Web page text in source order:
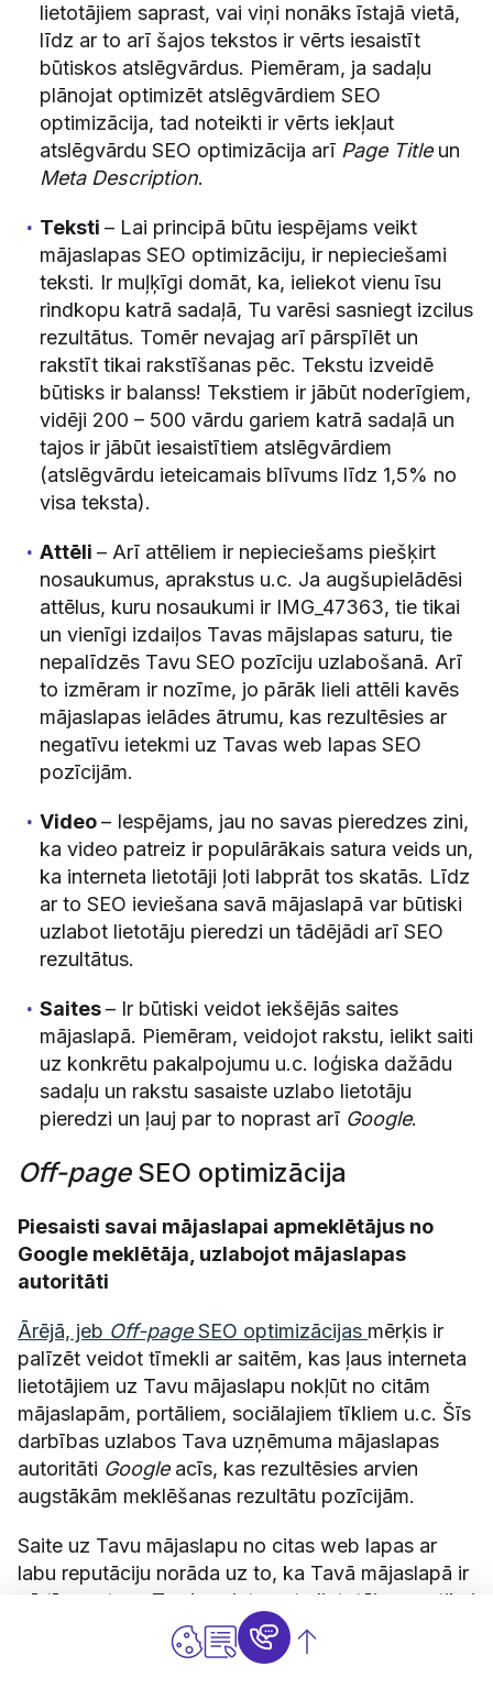
lietotājiem saprast, vai viņi nonāks īstajā vietā,
līdz ar to arī šajos tekstos ir vērts iesaistīt
būtiskos atslēgvārdus. Piemēram, ja sadaļu
plānojat optimizēt atslēgvārdiem SEO
optimizācija, tad noteikti ir vērts iekļaut
atslēgvārdu SEO optimizācija arī Page Titleun
Meta Description.
Teksti – Lai principā būtu iespējams veikt
mājaslapas SEO optimizāciju, ir nepieciešami
teksti. Ir muļķīgi domāt, ka, ieliekot vienu īsu
rindkopu katrā sadaļā, Tu varēsi sasniegt izcilus
rezultātus. Tomēr nevajag arī pārspīlēt un
rakstīt tikai rakstīšanas pēc. Tekstu izveidē
būtisks ir balanss! Tekstiem ir jābūt noderīgiem,
vidēji 200 – 500 vārdu gariem katrā sadaļā un
tajos ir jābūt iesaistītiem atslēgvārdiem
(atslēgvārdu ieteicamais blīvums līdz 1,5% no
visa teksta).
Attēli – Arī attēliem ir nepieciešams piešķirt
nosaukumus, aprakstus u.c. Ja augšupielādēsi
attēlus, kuru nosaukumi ir IMG_47363, tie tikai
un vienīgi izdaiļos Tavas mājslapas saturu, tie
nepalīdzēs Tavu SEO pozīciju uzlabošanā. Arī
to izmēram ir nozīme, jo pārāk lieli attēli kavēs
mājaslapas ielādes ātrumu, kas rezultēsies ar
negatīvu ietekmi uz Tavas web lapas SEO
pozīcijām.
Video– Iespējams, jau no savas pieredzes zini,
ka video patreiz ir populārākais satura veids un,
ka interneta lietotāji ļoti labprāt tos skatās. Līdz
ar to SEO ieviešana savā mājaslapā var būtiski
uzlabot lietotāju pieredzi un tādējādi arī SEO
rezultātus.
Saites– Ir būtiski veidot iekšējās saites
mājaslapā. Piemēram, veidojot rakstu, ielikt saiti
uz konkrētu pakalpojumu u.c. loģiska dažādu
sadaļu un rakstu sasaiste uzlabo lietotāju
pieredzi un ļauj par to noprast arī Google.
Off-pageSEO optimizācija
Piesaisti savai mājaslapai apmeklētājus no
Google meklētāja, uzlabojot mājaslapas
autoritāti
Ārējā, jeb Off-pageSEO optimizācijas mērķis ir
palīzēt veidot tīmekli ar saitēm, kas ļaus interneta
lietotājiem uz Tavu mājaslapu nokļūt no citām
mājaslapām, portāliem, sociālajiem tīkliem u.c. Šīs
darbības uzlabos Tava uzņēmuma mājaslapas
autoritāti Google acīs, kas rezultēsies arvien
augstākām meklēšanas rezultātu pozīcijām.
Saite uz Tavu mājaslapu no citas web lapas ar
labu reputāciju norāda uz to, ka Tavā mājaslapā ir
vērtīgs saturs. Tas ļaus interneta lietotājam ne tikai
uzklikšķināt uz šīs saites un nonākt Tavā
mājaslapā, bet arīGoogleierindot Tavu mājaslapu